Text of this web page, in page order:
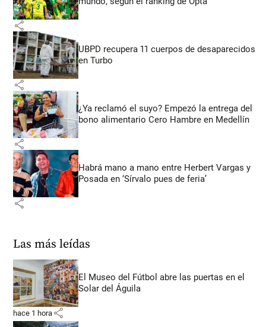
share
UBPD recupera 11 cuerpos de desaparecidos
en Turbo
share
¿Ya reclamó el suyo? Empezó la entrega del
bono alimentario Cero Hambre en Medellín
share
Habrá mano a mano entre Herbert Vargas y
Posada en ‘Sírvalo pues de feria’
share
Las más leídas
El Museo del Fútbol abre las puertas en el
Solar del Águila
hace 1 hora share